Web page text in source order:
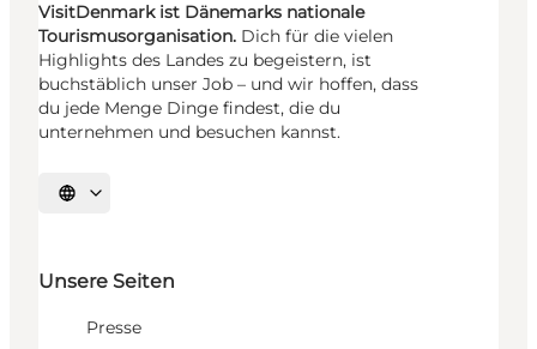
VisitDenmark ist Dänemarks nationale
Tourismusorganisation. Dich für die vielen
Highlights des Landes zu begeistern, ist
buchstäblich unser Job – und wir hoffen, dass
du jede Menge Dinge findest, die du
unternehmen und besuchen kannst.
Sprache auswählen
Unsere Seiten
Presse